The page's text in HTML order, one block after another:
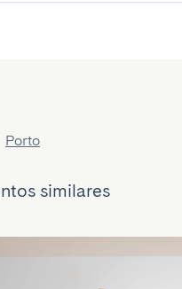
Porto
similares